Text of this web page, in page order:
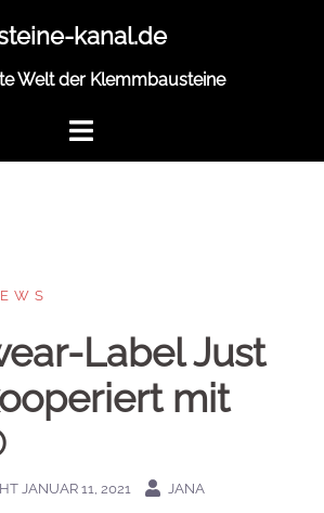
kanal.de
Welt der Klemmbausteine
Label Just
mit
JANUAR 11, 2021 JANA